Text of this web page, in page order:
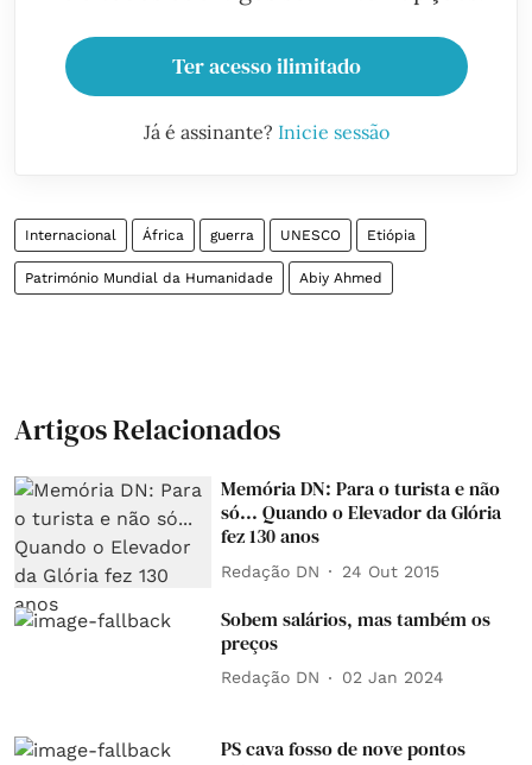
Ter acesso ilimitado
Já é assinante? Inicie sessão
Internacional África guerra UNESCO Etiópia
Património Mundial da Humanidade Abiy Ahmed
Artigos Relacionados
Memória DN: Para o turista e não
só... Quando o Elevador da Glória
fez 130 anos
Redação DN 24 Out 2015
Sobem salários, mas também os
preços
Redação DN 02 Jan 2024
PS cava fosso de nove pontos